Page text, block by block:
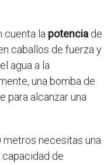
cuenta la potencia de
caballos de fuerza y
agua a la
una bomba de
para alcanzar una
metros necesitas una
de